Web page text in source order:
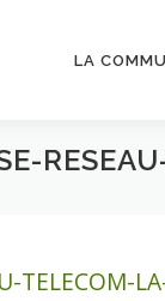
LA
TELECOM-